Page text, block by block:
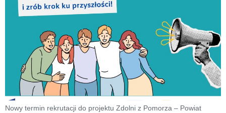
Nowy termin rekrutacji do projektu Zdolni z Pomorza – Powiat